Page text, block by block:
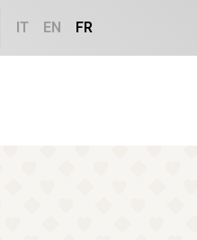
IT EN FR